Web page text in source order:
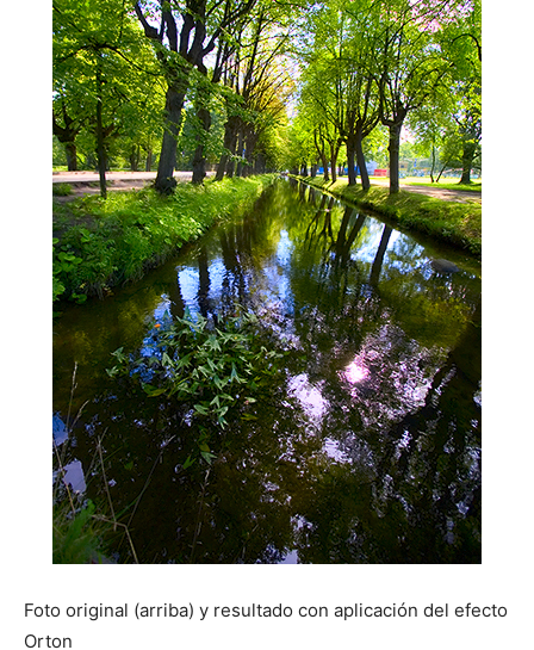
Foto original (arriba) y resultado con aplicación del efecto
Orton